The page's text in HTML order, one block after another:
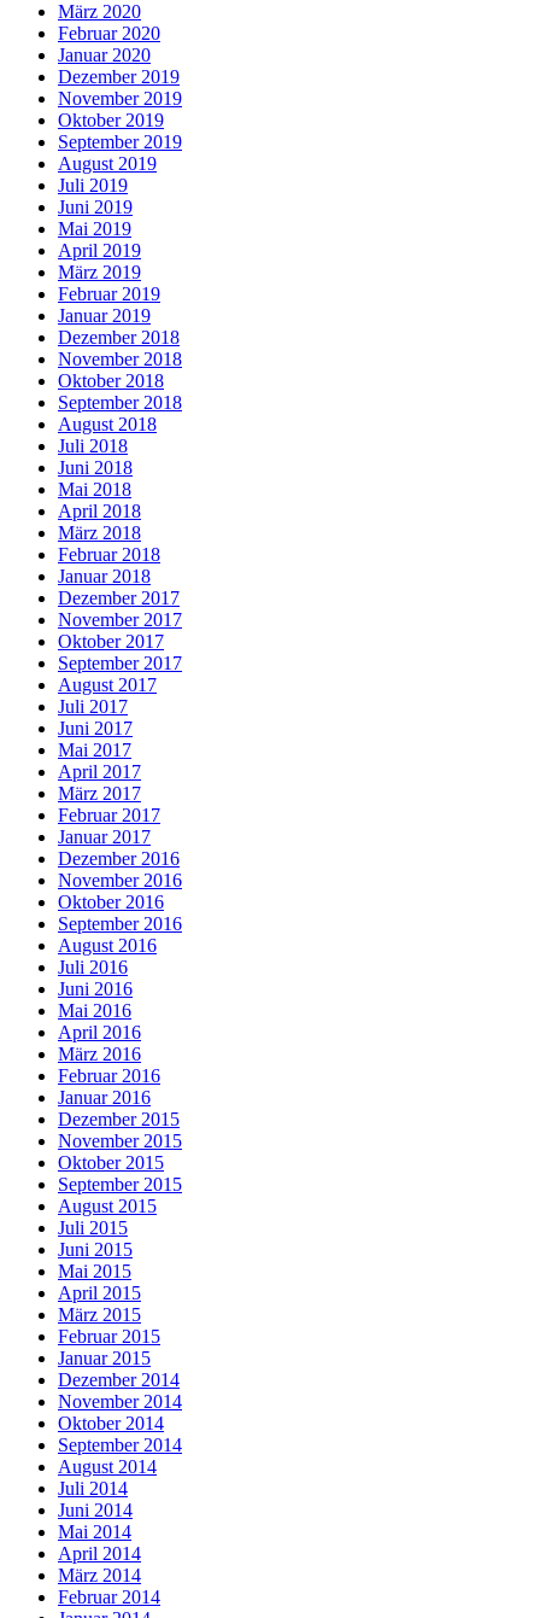
März 2020
Februar 2020
Januar 2020
Dezember 2019
November 2019
Oktober 2019
September 2019
August 2019
Juli 2019
Juni 2019
Mai 2019
April 2019
März 2019
Februar 2019
Januar 2019
Dezember 2018
November 2018
Oktober 2018
September 2018
August 2018
Juli 2018
Juni 2018
Mai 2018
April 2018
März 2018
Februar 2018
Januar 2018
Dezember 2017
November 2017
Oktober 2017
September 2017
August 2017
Juli 2017
Juni 2017
Mai 2017
April 2017
März 2017
Februar 2017
Januar 2017
Dezember 2016
November 2016
Oktober 2016
September 2016
August 2016
Juli 2016
Juni 2016
Mai 2016
April 2016
März 2016
Februar 2016
Januar 2016
Dezember 2015
November 2015
Oktober 2015
September 2015
August 2015
Juli 2015
Juni 2015
Mai 2015
April 2015
März 2015
Februar 2015
Januar 2015
Dezember 2014
November 2014
Oktober 2014
September 2014
August 2014
Juli 2014
Juni 2014
Mai 2014
April 2014
März 2014
Februar 2014